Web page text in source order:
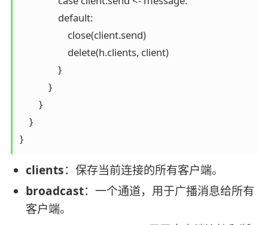
                default:
                    close(client.send)
                    delete(h.clients, client)
                }
            }
        }
    }
}
clients：保存当前连接的所有客户端。
broadcast：一个通道，用于广播消息给所有
客户端。